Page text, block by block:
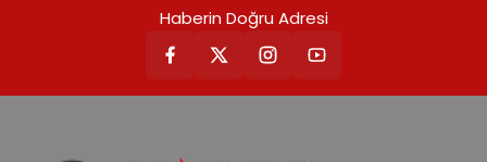
Haberin Doğru Adresi